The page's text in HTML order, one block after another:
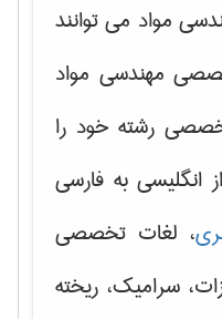
مواد می توانند
مهندسی مواد
رشته خود را
انگلیسی به فارسی
، لغات تخصصی
سرامیک، ریخته